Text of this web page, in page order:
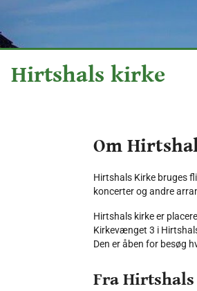
Hirtshals kirke
Om
Hirtshals Kirke bruges
koncerter og andre
Hirtshals kirke er
Kirkevænget 3 i
Den er åben for besøg
Fra